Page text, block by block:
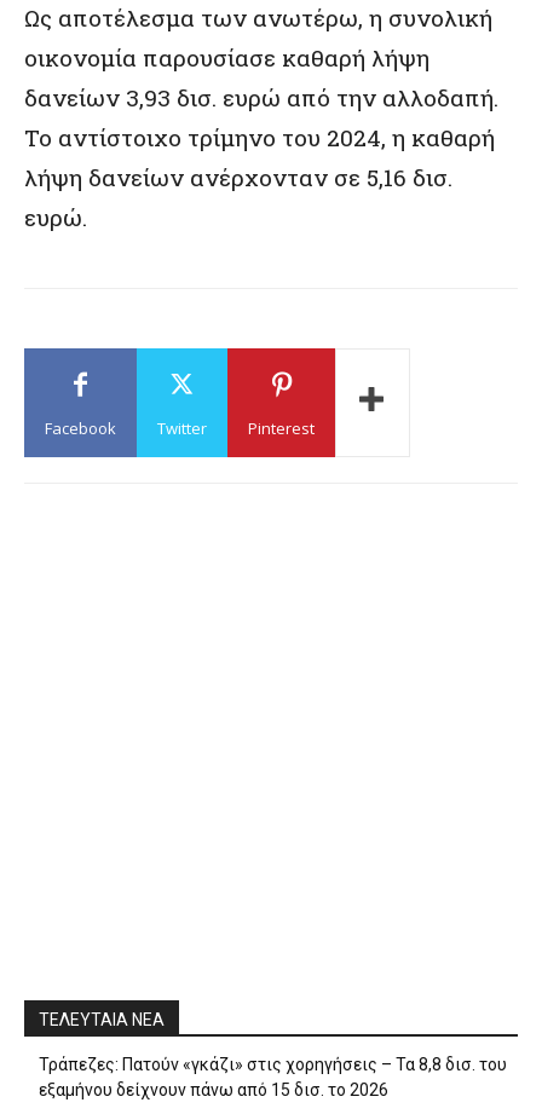
Ως αποτέλεσμα των ανωτέρω, η συνολική
οικονομία παρουσίασε καθαρή λήψη
δανείων 3,93 δισ. ευρώ από την αλλοδαπή.
Το αντίστοιχο τρίμηνο του 2024, η καθαρή
λήψη δανείων ανέρχονταν σε 5,16 δισ.
ευρώ.
Facebook Twitter Pinterest
ΤΕΛΕΥΤΑΙΑ ΝΕΑ
Τράπεζες: Πατούν «γκάζι» στις χορηγήσεις – Τα 8,8 δισ. του
εξαμήνου δείχνουν πάνω από 15 δισ. το 2026